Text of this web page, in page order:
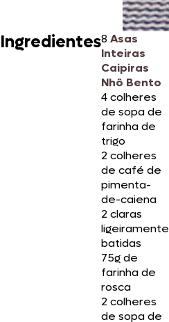
Ingredientes8 Asas
Inteiras
Caipiras
Nhô Bento
4 colheres
de sopa de
farinha de
trigo
2 colheres
de café de
pimenta-
de-caiena
2 claras
ligeiramente
batidas
75g de
farinha de
rosca
2 colheres
de sopa de